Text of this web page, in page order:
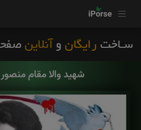
شهید والا مقام